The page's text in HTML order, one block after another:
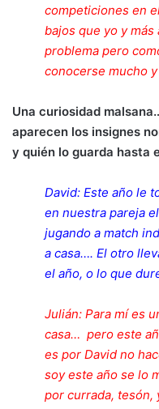
competiciones en
bajos que yo y
problema pero
conocerse mucho
Una curiosidad
aparecen los insignes
y quién lo guarda hasta
David: Este año le
en nuestra pareja
jugando a match
a casa…. El otro
el año, o lo que
Julián: Para mí es
casa… pero este
es por David no
soy este año se lo
por currada, tesón,